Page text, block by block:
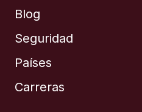
Blog
Seguridad
Países
Carreras